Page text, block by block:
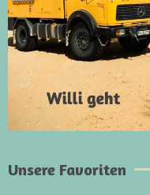
Unsere Favoriten